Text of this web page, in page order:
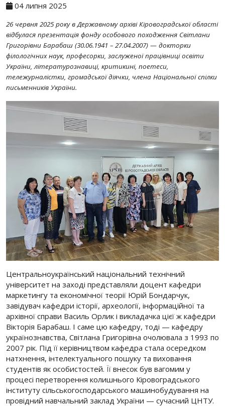
04 липня 2025
26 червня 2025 року в Державному архіві Кіровоградської області
відбулася презентація фонду особового походження Світлани
Григорівни Барабаш (30.06.1941 – 27.04.2007) — докторки
філологічних наук, професорки, заслуженої працівниці освіти
України, літературознавиці, критикині, поетеси,
тележурналістки, громадської діячки, члена Національної спілки
письменників України.
Центральноукраїнський національний технічний
університет на заході представляли доцент кафедри
маркетингу та економічної теорії Юрій Бондарчук,
завідувач кафедри історії, археології, інформаційної та
архівної справи Василь Орлик і викладачка цієї ж кафедри
Вікторія Барабаш. І саме цю кафедру, тоді — кафедру
українознавства, Світлана Григорівна очолювала з 1993 по
2007 рік. Під її керівництвом кафедра стала осередком
натхнення, інтелектуального пошуку та виховання
студентів як особистостей. Її внесок був вагомим у
процесі перетворення колишнього Кіровоградського
інституту сільськогосподарського машинобудування на
провідний навчальний заклад України — сучасний ЦНТУ.